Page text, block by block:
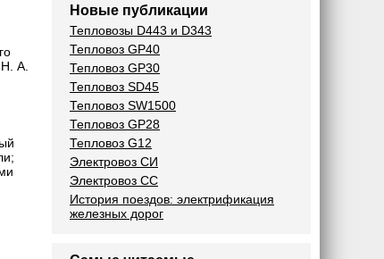
Н. А.
Новые публикации
Тепловозы D443 и D343
Тепловоз GP40
Тепловоз GP30
Тепловоз SD45
Тепловоз SW1500
Тепловоз GP28
Тепловоз G12
Электровоз СИ
Электровоз СС
История поездов: электрификация
железных дорог